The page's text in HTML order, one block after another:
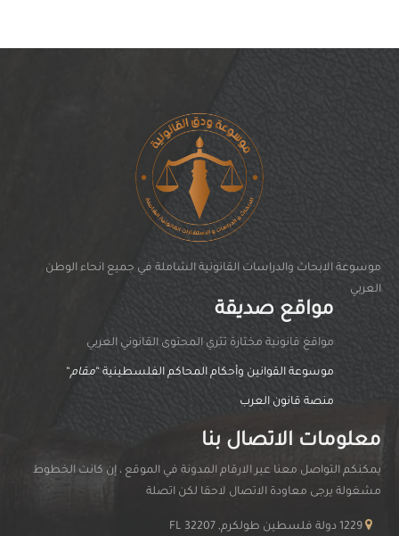
موسوعة الابحاث والدراسات القانونية الشاملة في جميع انحاء الوطن
العربي
مواقع صديقة
مواقغ قانونية مختارة تثري المحتوى القانوني العربي
موسوعة القوانين وأحكام المحاكم الفلسطينية “مقام“
منصة قانون العرب
معلومات الاتصال بنا
يمكنكم التواصل معنا عبر الارقام المدونة في الموقع ، إن كانت الخطوط
مشغولة يرجى معاودة الاتصال لاحقا لكن اتصلة